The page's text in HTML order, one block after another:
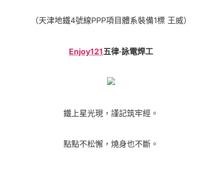
（天津地鐵4號線PPP項目體系裝備1標 王威）
Enjoy121 五律·詠電焊工
鐵上星光現，謹記筑牢經。
點點不松懈，燒身也不斷。